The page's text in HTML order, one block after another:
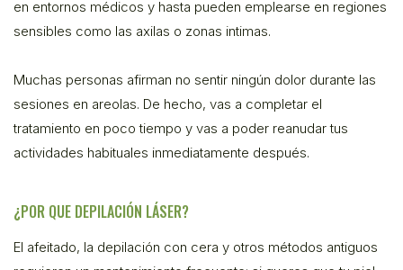
en entornos médicos y hasta pueden emplearse en regiones
sensibles como las axilas o zonas intimas.
Muchas personas afirman no sentir ningún dolor durante las
sesiones en areolas. De hecho, vas a completar el
tratamiento en poco tiempo y vas a poder reanudar tus
actividades habituales inmediatamente después.
¿POR QUE DEPILACIÓN LÁSER?
El afeitado, la depilación con cera y otros métodos antiguos